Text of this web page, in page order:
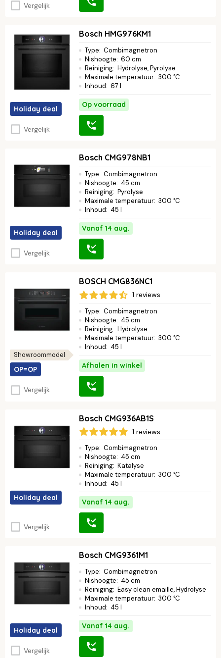
Vergelijk
Holiday deal
Vergelijk
Bosch HMG976KM1
Type: Combimagnetron
Nishoogte: 60 cm
Reiniging: Hydrolyse, Pyrolyse
Maximale temperatuur: 300 °C
Inhoud: 67 l
Op voorraad
Holiday deal
Vergelijk
Bosch CMG978NB1
Type: Combimagnetron
Nishoogte: 45 cm
Reiniging: Pyrolyse
Maximale temperatuur: 300 °C
Inhoud: 45 l
Vanaf 14 aug.
Showroommodel
OP=OP
Vergelijk
BOSCH CMG836NC1
1 reviews
Type: Combimagnetron
Nishoogte: 45 cm
Reiniging: Hydrolyse
Maximale temperatuur: 300 °C
Inhoud: 45 l
Afhalen in winkel
Holiday deal
Vergelijk
Bosch CMG936AB1S
1 reviews
Type: Combimagnetron
Nishoogte: 45 cm
Reiniging: Katalyse
Maximale temperatuur: 300 °C
Inhoud: 45 l
Vanaf 14 aug.
Holiday deal
Vergelijk
Bosch CMG9361M1
Type: Combimagnetron
Nishoogte: 45 cm
Reiniging: Easy clean emaille, Hydrolyse
Maximale temperatuur: 300 °C
Inhoud: 45 l
Vanaf 14 aug.